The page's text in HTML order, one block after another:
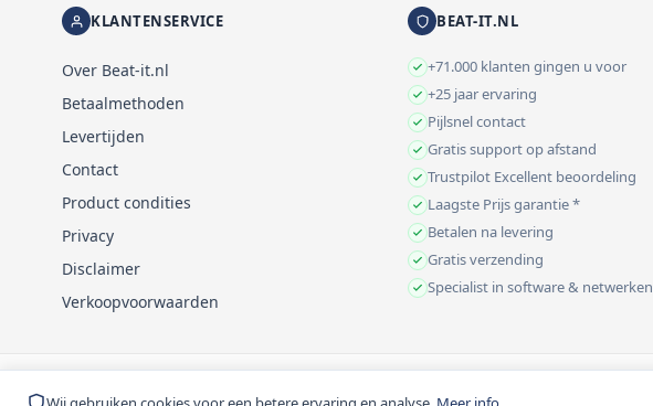
KLANTENSERVICE
Over Beat-it.nl
Betaalmethoden
Levertijden
Contact
Product condities
Privacy
Disclaimer
Verkoopvoorwaarden
BEAT-IT.NL
+71.000 klanten gingen u voor
+25 jaar ervaring
Pijlsnel contact
Gratis support op afstand
Trustpilot Excellent beoordeling
Laagste Prijs garantie *
Betalen na levering
Gratis verzending
Specialist in software & netwerken
© 1999-2026 Beat-it.nl. Vermelde prijzen zijn excl. BTW tenzij anders vermeld.